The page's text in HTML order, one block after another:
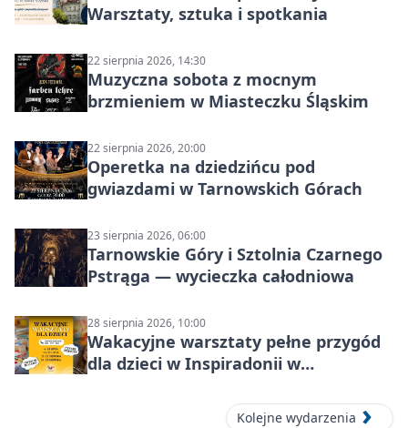
Warsztaty, sztuka i spotkania
22 sierpnia 2026, 14:30
Muzyczna sobota z mocnym
brzmieniem w Miasteczku Śląskim
22 sierpnia 2026, 20:00
Operetka na dziedzińcu pod
gwiazdami w Tarnowskich Górach
23 sierpnia 2026, 06:00
Tarnowskie Góry i Sztolnia Czarnego
Pstrąga — wycieczka całodniowa
28 sierpnia 2026, 10:00
Wakacyjne warsztaty pełne przygód
dla dzieci w Inspiradonii w
Kolejne wydarzenia